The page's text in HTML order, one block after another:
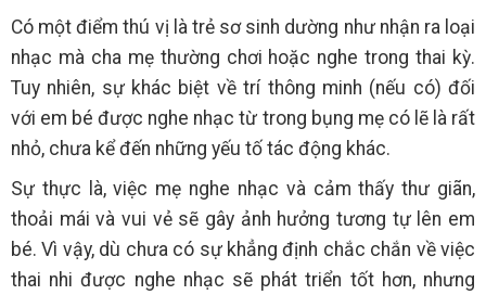
Có một điểm thú vị là trẻ sơ sinh dường như nhận ra loại
nhạc mà cha mẹ thường chơi hoặc nghe trong thai kỳ.
Tuy nhiên, sự khác biệt về trí thông minh (nếu có) đối
với em bé được nghe nhạc từ trong bụng mẹ có lẽ là rất
nhỏ, chưa kể đến những yếu tố tác động khác.
Sự thực là, việc mẹ nghe nhạc và cảm thấy thư giãn,
thoải mái và vui vẻ sẽ gây ảnh hưởng tương tự lên em
bé. Vì vậy, dù chưa có sự khẳng định chắc chắn về việc
thai nhi được nghe nhạc sẽ phát triển tốt hơn, nhưng